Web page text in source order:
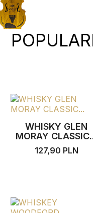
WHISKY GLEN
MORAY
127,90 PLN